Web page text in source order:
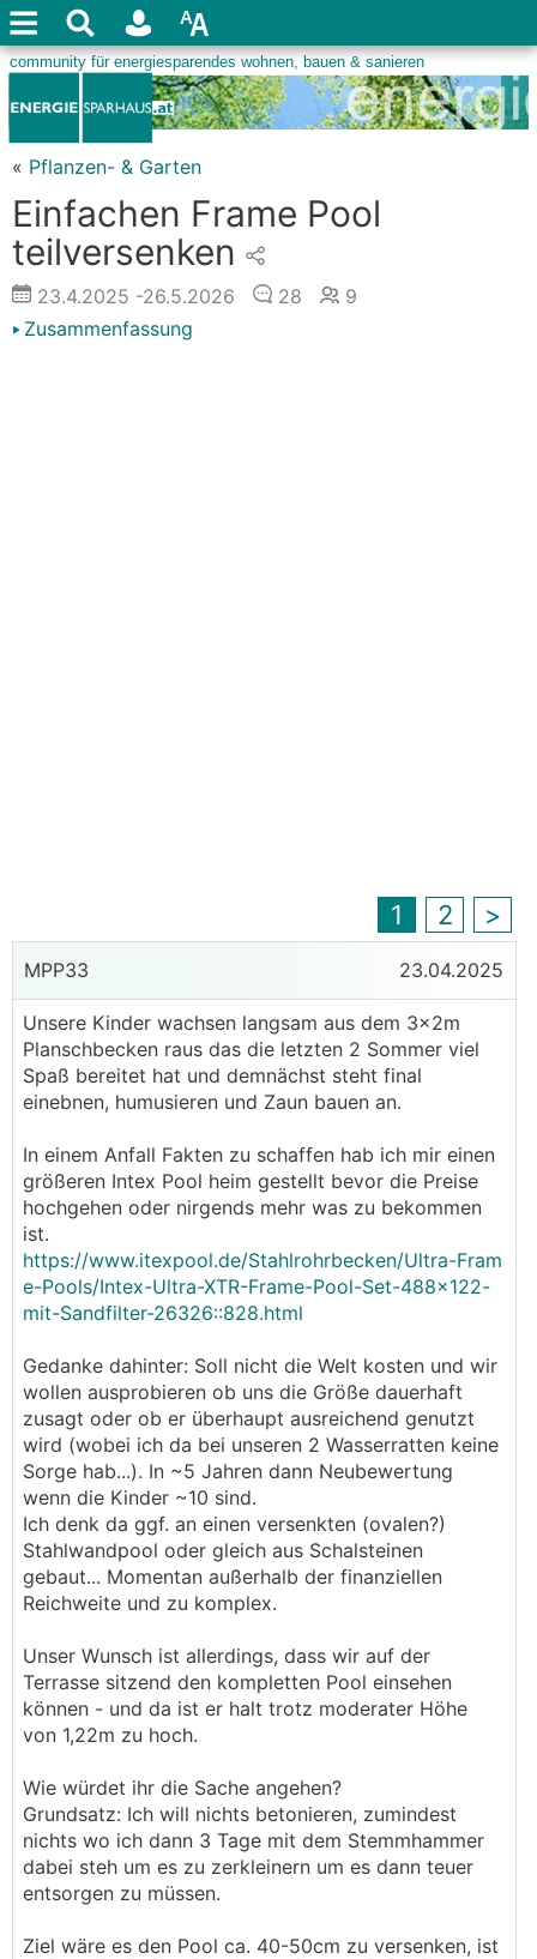
« Pflanzen- & Garten
Einfachen Frame Pool
teilversenken
23.4.2025 -26.5.2026 28
9
Zusammenfassung
1 2 >
MPP33 23.04.2025
Unsere Kinder wachsen langsam aus dem 3x2m
Planschbecken raus das die letzten 2 Sommer viel
Spaß bereitet hat und demnächst steht final
einebnen, humusieren und Zaun bauen an.
In einem Anfall Fakten zu schaffen hab ich mir einen
größeren Intex Pool heim gestellt bevor die Preise
hochgehen oder nirgends mehr was zu bekommen
ist.
https://www.itexpool.de/Stahlrohrbecken/Ultra-Fram
e-Pools/Intex-Ultra-XTR-Frame-Pool-Set-488x122-
mit-Sandfilter-26326::828.html
Gedanke dahinter: Soll nicht die Welt kosten und wir
wollen ausprobieren ob uns die Größe dauerhaft
zusagt oder ob er überhaupt ausreichend genutzt
wird (wobei ich da bei unseren 2 Wasserratten keine
Sorge hab...). In ~5 Jahren dann Neubewertung
wenn die Kinder ~10 sind.
Ich denk da ggf. an einen versenkten (ovalen?)
Stahlwandpool oder gleich aus Schalsteinen
gebaut... Momentan außerhalb der finanziellen
Reichweite und zu komplex.
Unser Wunsch ist allerdings, dass wir auf der
Terrasse sitzend den kompletten Pool einsehen
können - und da ist er halt trotz moderater Höhe
von 1,22m zu hoch.
Wie würdet ihr die Sache angehen?
Grundsatz: Ich will nichts betonieren, zumindest
nichts wo ich dann 3 Tage mit dem Stemmhammer
dabei steh um es zu zerkleinern um es dann teuer
entsorgen zu müssen.
Ziel wäre es den Pool ca. 40-50cm zu versenken, ist